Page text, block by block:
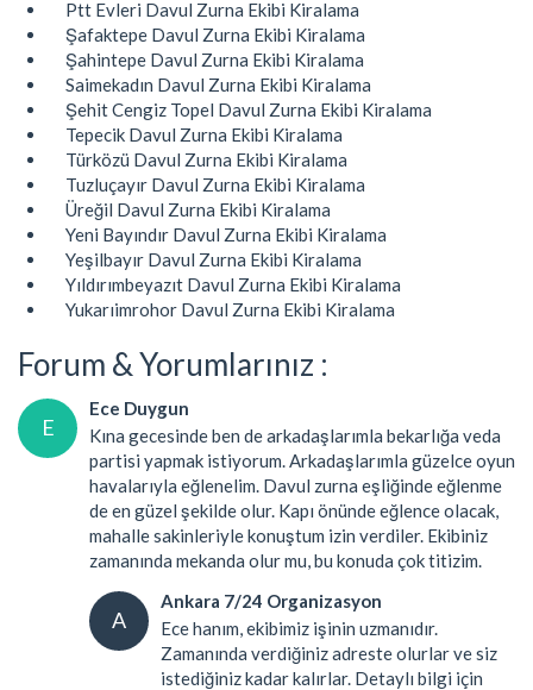
Ptt Evleri Davul Zurna Ekibi Kiralama
Şafaktepe Davul Zurna Ekibi Kiralama
Şahintepe Davul Zurna Ekibi Kiralama
Saimekadın Davul Zurna Ekibi Kiralama
Şehit Cengiz Topel Davul Zurna Ekibi Kiralama
Tepecik Davul Zurna Ekibi Kiralama
Türközü Davul Zurna Ekibi Kiralama
Tuzluçayır Davul Zurna Ekibi Kiralama
Üreğil Davul Zurna Ekibi Kiralama
Yeni Bayındır Davul Zurna Ekibi Kiralama
Yeşilbayır Davul Zurna Ekibi Kiralama
Yıldırımbeyazıt Davul Zurna Ekibi Kiralama
Yukarıimrohor Davul Zurna Ekibi Kiralama
Forum & Yorumlarınız :
E
Ece Duygun
Kına gecesinde ben de arkadaşlarımla bekarlığa veda
partisi yapmak istiyorum. Arkadaşlarımla güzelce oyun
havalarıyla eğlenelim. Davul zurna eşliğinde eğlenme
de en güzel şekilde olur. Kapı önünde eğlence olacak,
mahalle sakinleriyle konuştum izin verdiler. Ekibiniz
zamanında mekanda olur mu, bu konuda çok titizim.
A
Ankara 7/24 Organizasyon
Ece hanım, ekibimiz işinin uzmanıdır.
Zamanında verdiğiniz adreste olurlar ve siz
istediğiniz kadar kalırlar. Detaylı bilgi için